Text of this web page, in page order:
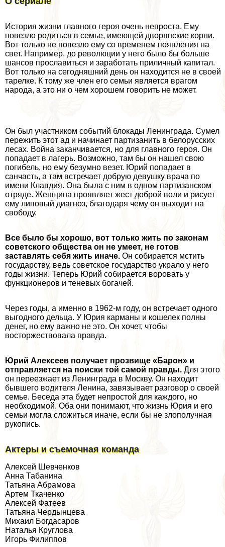
История жизни главного героя очень непроста. Ему
повезло родиться в семье, имеющей дворянские корни.
Вот только не повезло ему со временем появления на
свет. Например, до революции у него было бы больше
шансов прославиться и заработать приличный капитал.
Вот только на сегодняшний день он находится не в своей
тарелке. К тому же члeн его семьи является врагом
народа, а это ни о чем хорошем говорить не может.
Он был участником событий блокады Ленинграда. Сумел
пережить этот ад и начинает партизанить в белорусских
лесах. Война заканчивается, но для главного героя. Он
попадает в лагерь. Возможно, там бы он нашел свою
погибель, но ему безумно везет. Юрий попадает в
санчасть, а там встречает добрую дeвyшку врача по
имени Клавдия. Она была с ним в одном партизанском
отряде. Женщина проявляет жест доброй воли и рисует
ему липовый диагноз, благодаря чему он выходит на
свободу.
Все было бы хорошо, вот только жить по законам
советского общества он не умеет, не готов
заставлять себя жить иначе. Он собирается мстить
государству, ведь советское государство украло у него
годы жизни. Теперь Юрий собирается воровать у
функционеров и теневых богачей.
Через годы, а именно в 1962-м году, он встречает одного
выгодного дельца. У Юрия карманы и кошелек полны
денег, но ему важно не это. Он хочет, чтобы
восторжествовала правда.
Юрий Алексеев получает прозвище «Барон» и
отправляется на поиски той самой правды. Для этого
он переезжает из Ленинграда в Москву. Он находит
бывшего водителя Ленина, завязывает разговор о своей
семье. Беседа эта будет непростой для каждого, но
необходимой. Оба они понимают, что жизнь Юрия и его
семьи могла сложиться иначе, если бы не злополучная
рукопись.
Актеры и съемочная комaнда
Алексей Шевченков
Анна Табанина
Татьяна Абрамова
Артем Ткаченко
Алексей Фатеев
Татьяна Чердынцева
Михаил Богдасаров
Наталья Круглова
Игорь Филиппов